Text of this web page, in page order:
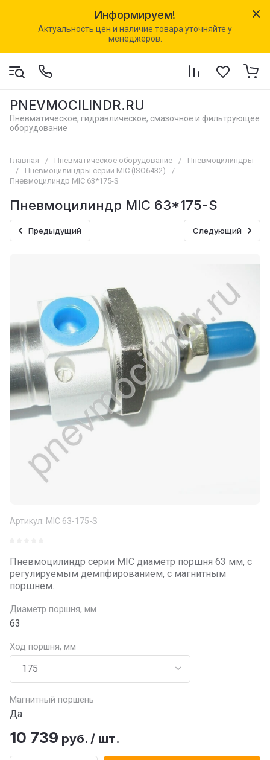
Информируем!
Актуальность цен и наличие товара уточняйте у
менеджеров.
PNEVMOCILINDR.RU
Пневматическое, гидравлическое, смазочное и фильтрующее
оборудование
Главная / Пневматическое оборудование /
Пневмоцилиндры
/
Пневмоцилиндры серии MIC (ISO6432)
/
Пневмоцилиндр MIC 63*175-S
Пневмоцилиндр MIC 63*175-S
Предыдущий Следующий
Артикул: MIC 63-175-S
Пневмоцилиндр серии MIC диаметр поршня 63 мм, с
регулируемым демпфированием, с магнитным
поршнем.
Диаметр поршня, мм
63
Ход поршня, мм
Магнитный поршень
Да
10 739 руб. / шт.